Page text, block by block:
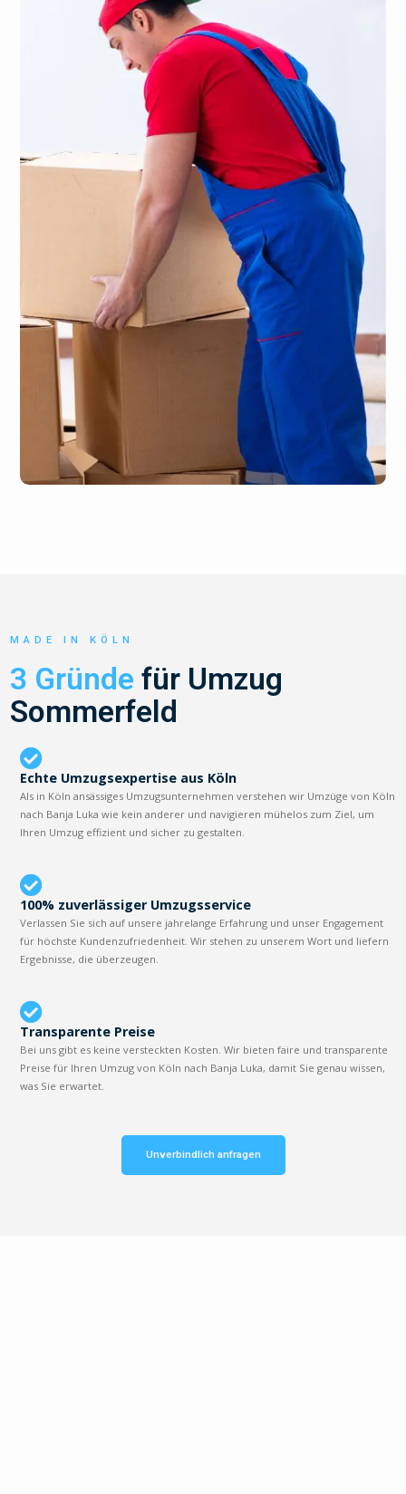
MADE IN KÖLN
3 Gründe für Umzug
Sommerfeld
Echte Umzugsexpertise aus Köln
Als in Köln ansässiges Umzugsunternehmen verstehen wir Umzüge von Köln
nach Banja Luka wie kein anderer und navigieren mühelos zum Ziel, um
Ihren Umzug effizient und sicher zu gestalten.
100% zuverlässiger Umzugsservice
Verlassen Sie sich auf unsere jahrelange Erfahrung und unser Engagement
für höchste Kundenzufriedenheit. Wir stehen zu unserem Wort und liefern
Ergebnisse, die überzeugen.
Transparente Preise
Bei uns gibt es keine versteckten Kosten. Wir bieten faire und transparente
Preise für Ihren Umzug von Köln nach Banja Luka, damit Sie genau wissen,
was Sie erwartet.
Unverbindlich anfragen